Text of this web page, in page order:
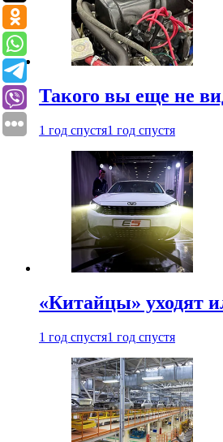
Такого вы еще не
1 год спустя1 год спустя
«Китайцы» уходят
1 год спустя1 год спустя